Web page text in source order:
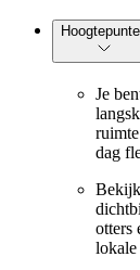
Je
dag
otters
lokale